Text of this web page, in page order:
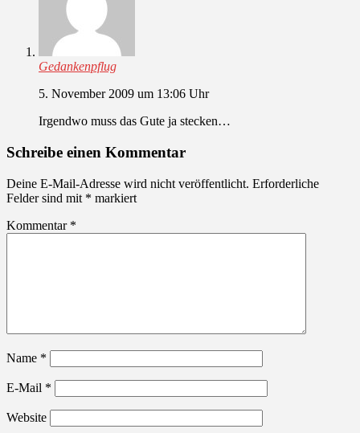
Gedankenpflug
5. November 2009 um 13:06 Uhr
Irgendwo muss das Gute ja stecken…
Schreibe einen Kommentar
Deine E-Mail-Adresse wird nicht veröffentlicht. Erforderliche
Felder sind mit * markiert
Kommentar *
Name *
E-Mail *
Website